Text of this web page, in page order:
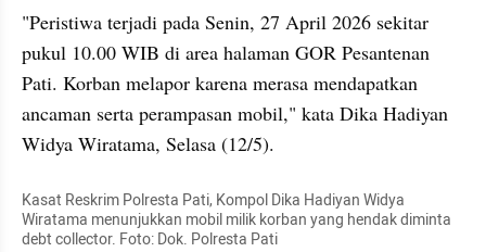
"Peristiwa terjadi pada Senin, 27 April 2026 sekitar
pukul 10.00 WIB di area halaman GOR Pesantenan
Pati. Korban melapor karena merasa mendapatkan
ancaman serta perampasan mobil," kata Dika Hadiyan
Widya Wiratama, Selasa (12/5).
Kasat Reskrim Polresta Pati, Kompol Dika Hadiyan Widya
Wiratama menunjukkan mobil milik korban yang hendak diminta
debt collector. Foto: Dok. Polresta Pati